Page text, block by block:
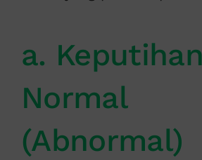
a.
Normal
(Abnormal)